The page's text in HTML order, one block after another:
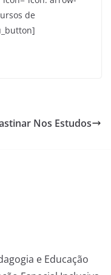
de
Nos Estudos
e Educação